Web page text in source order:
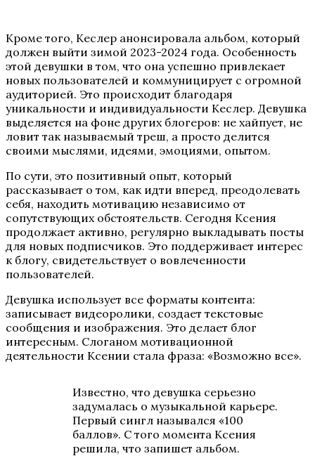
Кроме того, Кеслер анонсировала альбом, который
должен выйти зимой 2023-2024 года. Особенность
этой девушки в том, что она успешно привлекает
новых пользователей и коммуницирует с огромной
аудиторией. Это происходит благодаря
уникальности и индивидуальности Кеслер. Девушка
выделяется на фоне других блогеров: не хайпует, не
ловит так называемый треш, а просто делится
своими мыслями, идеями, эмоциями, опытом.
По сути, это позитивный опыт, который
рассказывает о том, как идти вперед, преодолевать
себя, находить мотивацию независимо от
сопутствующих обстоятельств. Сегодня Ксения
продолжает активно, регулярно выкладывать посты
для новых подписчиков. Это поддерживает интерес
к блогу, свидетельствует о вовлеченности
пользователей.
Девушка использует все форматы контента:
записывает видеоролики, создает текстовые
сообщения и изображения. Это делает блог
интересным. Слоганом мотивационной
деятельности Ксении стала фраза: «Возможно все».
Известно, что девушка серьезно
задумалась о музыкальной карьере.
Первый сингл назывался «100
баллов». С того момента Ксения
решила, что запишет альбом.